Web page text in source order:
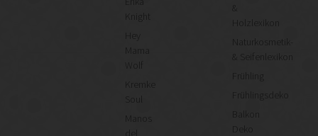
Knight
Mama
Wolf
Kremke
Manos
&
Holzlexikon
Naturkosmetik-
& Seifenlexikon
Frühling
Frühlingsdeko
Deko